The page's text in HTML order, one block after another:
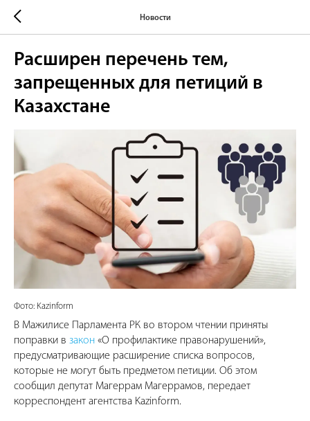
Новости
Расширен перечень тем,
запрещенных для петиций в
Казахстане
Фото: Kazinform
В Мажилисе Парламента РК во втором чтении приняты
поправки в закон «О профилактике правонарушений»,
предусматривающие расширение списка вопросов,
которые не могут быть предметом петиции. Об этом
сообщил депутат Магеррам Магеррамов, передает
корреспондент агентства Kazinform.